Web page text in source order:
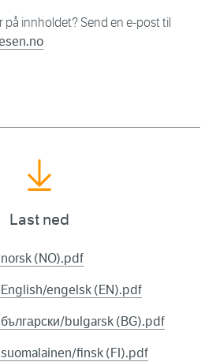
på innholdet? Send en e-post til
Last ned
(NO).pdf
engelsk (EN).pdf
bulgarsk (BG).pdf
finsk (FI).pdf